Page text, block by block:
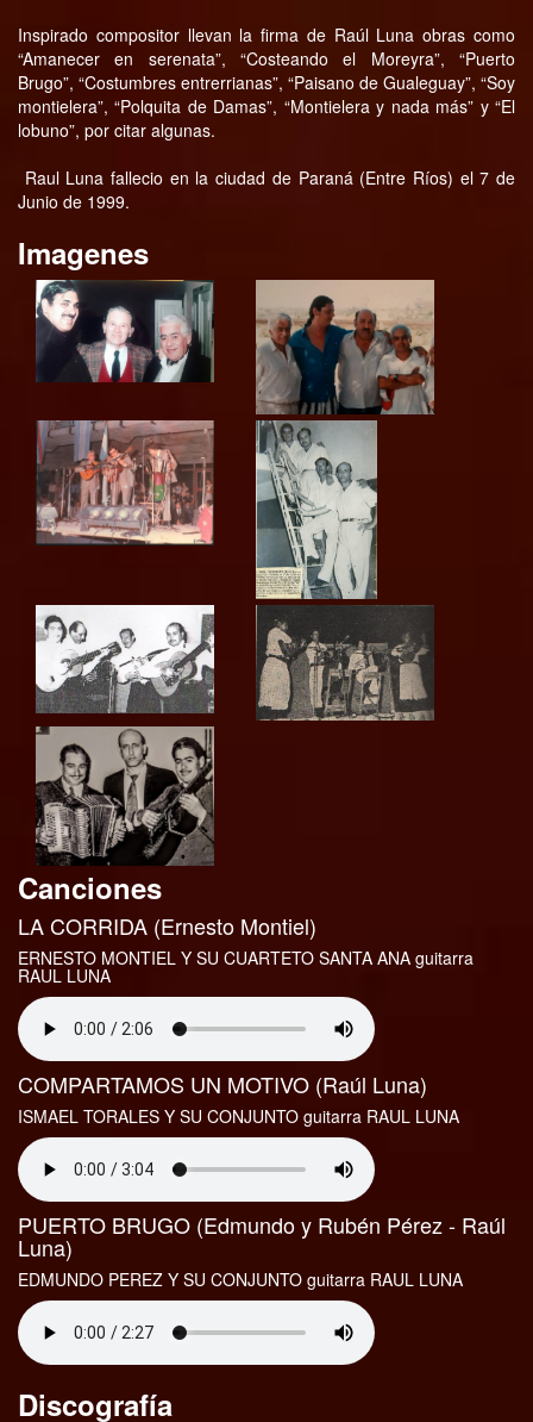
Inspirado compositor llevan la firma de Raúl Luna obras como
“Amanecer en serenata”, “Costeando el Moreyra”, “Puerto
Brugo”, “Costumbres entrerrianas”, “Paisano de Gualeguay”, “Soy
montielera”, “Polquita de Damas”, “Montielera y nada más” y “El
lobuno”, por citar algunas.
Raul Luna fallecio en la ciudad de Paraná (Entre Ríos) el 7 de
Junio de 1999.
Imagenes
Canciones
LA CORRIDA (Ernesto Montiel)
ERNESTO MONTIEL Y SU CUARTETO SANTA ANA guitarra
RAUL LUNA
COMPARTAMOS UN MOTIVO (Raúl Luna)
ISMAEL TORALES Y SU CONJUNTO guitarra RAUL LUNA
PUERTO BRUGO (Edmundo y Rubén Pérez - Raúl
Luna)
EDMUNDO PEREZ Y SU CONJUNTO guitarra RAUL LUNA
Discografía